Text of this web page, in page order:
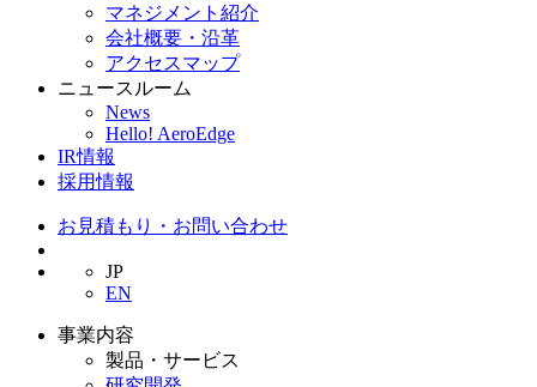
マネジメント紹介
会社概要・沿革
アクセスマップ
ニュースルーム
News
Hello! AeroEdge
IR情報
採用情報
お見積もり・お問い合わせ
JP
EN
事業内容
製品・サービス